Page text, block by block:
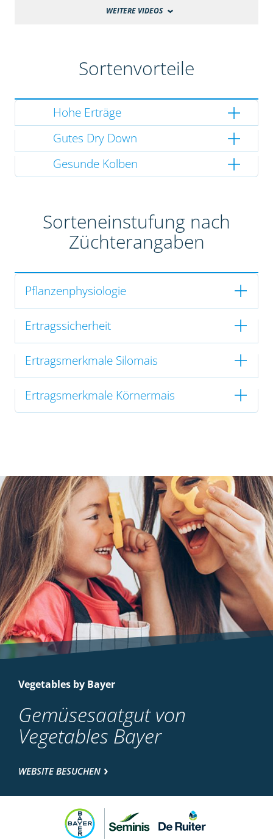
WEITERE VIDEOS
Sortenvorteile
Hohe Erträge
Gutes Dry Down
Gesunde Kolben
Sorteneinstufung nach
Züchterangaben
Pflanzenphysiologie
Ertragssicherheit
Ertragsmerkmale Silomais
Ertragsmerkmale Körnermais
Vegetables by Bayer
Gemüsesaatgut von
Vegetables Bayer
WEBSITE BESUCHEN